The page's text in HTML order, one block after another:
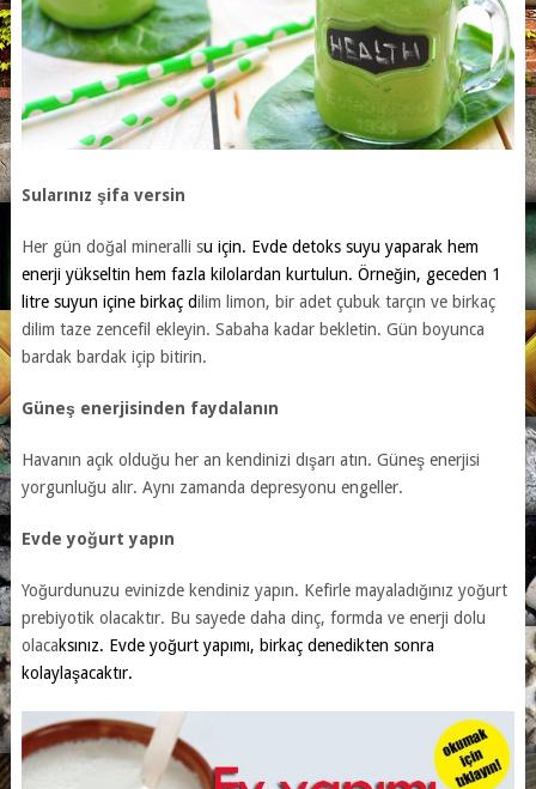
Sularınız şifa versin
Her gün doğal mineralli su için. Evde detoks suyu yaparak hem
enerji yükseltin hem fazla kilolardan kurtulun. Örneğin, geceden 1
litre suyun içine birkaç dilim limon, bir adet çubuk tarçın ve birkaç
dilim taze zencefil ekleyin. Sabaha kadar bekletin. Gün boyunca
bardak bardak içip bitirin.
Güneş enerjisinden faydalanın
Havanın açık olduğu her an kendinizi dışarı atın. Güneş enerjisi
yorgunluğu alır. Aynı zamanda depresyonu engeller.
Evde yoğurt yapın
Yoğurdunuzu evinizde kendiniz yapın. Kefirle mayaladığınız yoğurt
prebiyotik olacaktır. Bu sayede daha dinç, formda ve enerji dolu
olacaksınız. Evde yoğurt yapımı, birkaç denedikten sonra
kolaylaşacaktır.